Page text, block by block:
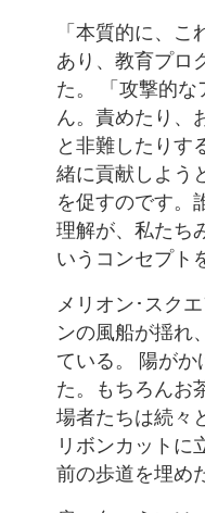
「本質的に、
あり、教育プロ
た。 「攻撃的
ん。責めたり、
と非難したりす
緒に貢献しよう
を促すのです。
理解が、私たち
いうコンセプト
メリオン･スク
ンの風船が揺れ
ている。 陽が
た。もちろんお
場者たちは続々
リボンカットに
前の歩道を埋め